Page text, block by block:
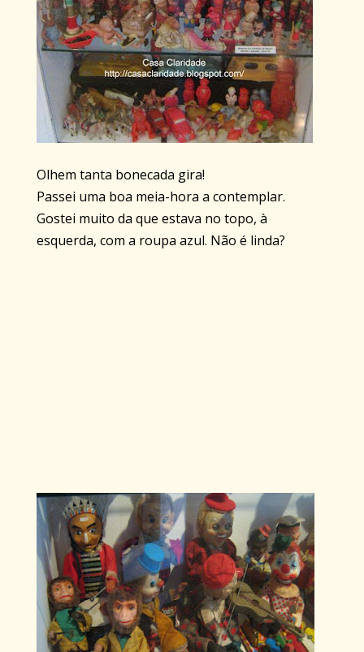
Olhem tanta bonecada gira!
Passei uma boa meia-hora a contemplar.
Gostei muito da que estava no topo, à
esquerda, com a roupa azul. Não é linda?